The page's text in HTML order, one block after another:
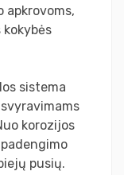
apkrovoms,
sistema
korozijos
pusių.